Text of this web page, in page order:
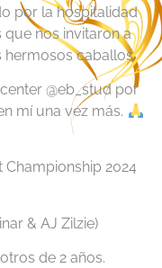
por la hospitalidad
nos invitaron a
hermosos caballos.
@eb_stud por
mí una vez más.
Championship 2024
& AJ Zilzie)
de 2 años.